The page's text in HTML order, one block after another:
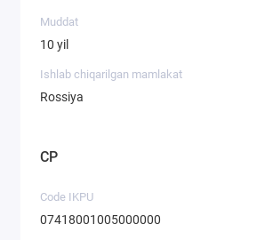
Muddat
10 yil
Ishlab chiqarilgan mamlakat
Rossiya
CP
Code IKPU
07418001005000000